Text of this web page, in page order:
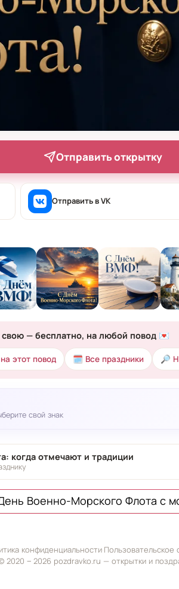
Отправить открытку
Отправить в VK
— бесплатно, на любой повод 💌
этот повод 🗓 Все праздники 🔎
свой знак
когда отмечают и традиции
Военно-Морского Флота с
конфиденциальности· Пользовательское
2020 ‒ 2026 pozdravko.ru — открытки и